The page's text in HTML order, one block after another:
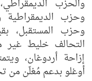
والحزب
وحزب الديمقراطية
وحزب المستقبل،
التحالف خليط
إزاحة أردوغان،
أوغلو بدعم مُعْلَن من